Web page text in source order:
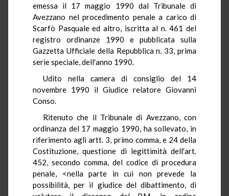
emessa il 17 maggio 1990 dal Tribunale di
Avezzano nel procedimento penale a carico di
Scarfò Pasquale ed altro, iscritta al n. 461 del
registro ordinanze 1990 e pubblicata sulla
Gazzetta Ufficiale della Repubblica n. 33, prima
serie speciale, dell'anno 1990.
Udito nella camera di consiglio del 14
novembre 1990 il Giudice relatore Giovanni
Conso.
Ritenuto che il Tribunale di Avezzano, con
ordinanza del 17 maggio 1990, ha sollevato, in
riferimento agli artt. 3, primo comma, e 24 della
Costituzione, questione di legittimità dell'art.
452, secondo comma, del codice di procedura
penale, <nella parte in cui non prevede la
possibilità, per il giudice del dibattimento, di